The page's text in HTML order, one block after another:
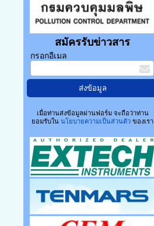
สมัครรับข่าวสาร
กรอกอีเมล
เมื่อท่านส่งข้อมูลผ่านฟอร์ม จะถือว่าท่าน
ยอมรับใน นโยบายความเป็นส่วนตัวของเรา